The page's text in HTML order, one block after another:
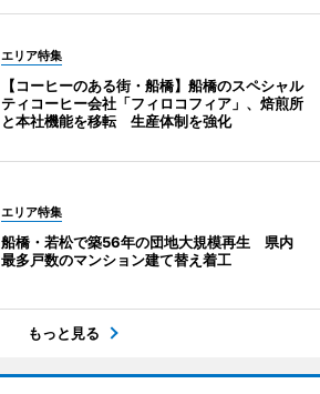
エリア特集
【コーヒーのある街・船橋】船橋のスペシャル
ティコーヒー会社「フィロコフィア」、焙煎所
と本社機能を移転 生産体制を強化
エリア特集
船橋・若松で築56年の団地大規模再生 県内
最多戸数のマンション建て替え着工
もっと見る